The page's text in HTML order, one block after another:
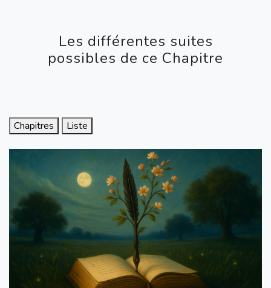
Les différentes suites
possibles de ce Chapitre
Chapitres Liste